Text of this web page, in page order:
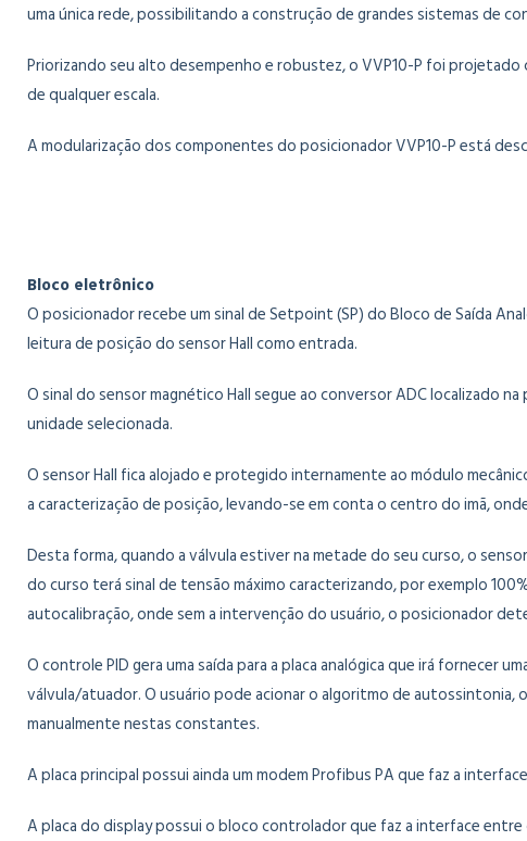
uma única rede, possibilitando a construção de grandes sistemas de
Priorizando seu alto desempenho e robustez, o VVP10-P foi
de qualquer escala.
A modularização dos componentes do posicionador VVP10-P está
Bloco eletrônico
O posicionador recebe um sinal de Setpoint (SP) do Bloco de Saída
leitura de posição do sensor Hall como entrada.
O sinal do sensor magnético Hall segue ao conversor ADC localizado
unidade selecionada.
O sensor Hall fica alojado e protegido internamente ao módulo
a caracterização de posição, levando-se em conta o centro do imã,
Desta forma, quando a válvula estiver na metade do seu curso, o
do curso terá sinal de tensão máximo caracterizando, por exemplo
autocalibração, onde sem a intervenção do usuário, o posicionador
O controle PID gera uma saída para a placa analógica que irá fornecer
válvula/atuador. O usuário pode acionar o algoritmo de autossintonia,
manualmente nestas constantes.
A placa principal possui ainda um modem Profibus PA que faz a
A placa do display possui o bloco controlador que faz a interface entre